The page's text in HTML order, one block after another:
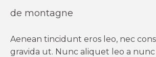
de montagne
Aenean tincidunt eros leo, nec
gravida ut. Nunc aliquet leo a